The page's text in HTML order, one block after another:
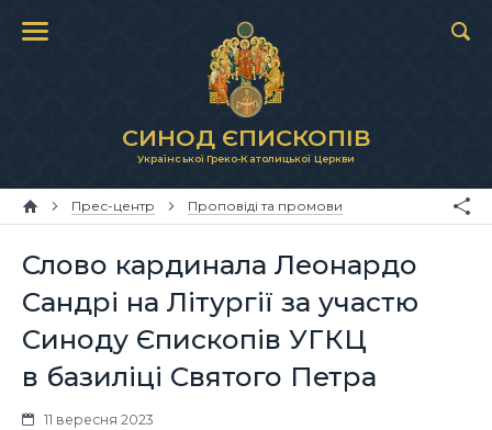
СИНОД ЄПИСКОПІВ
Української Греко-Католицької Церкви
Прес-центр Проповіді та промови
Слово кардинала Леонардо
Сандрі на Літургії за участю
Синоду Єпископів УГКЦ
в базиліці Святого Петра
11 вересня 2023